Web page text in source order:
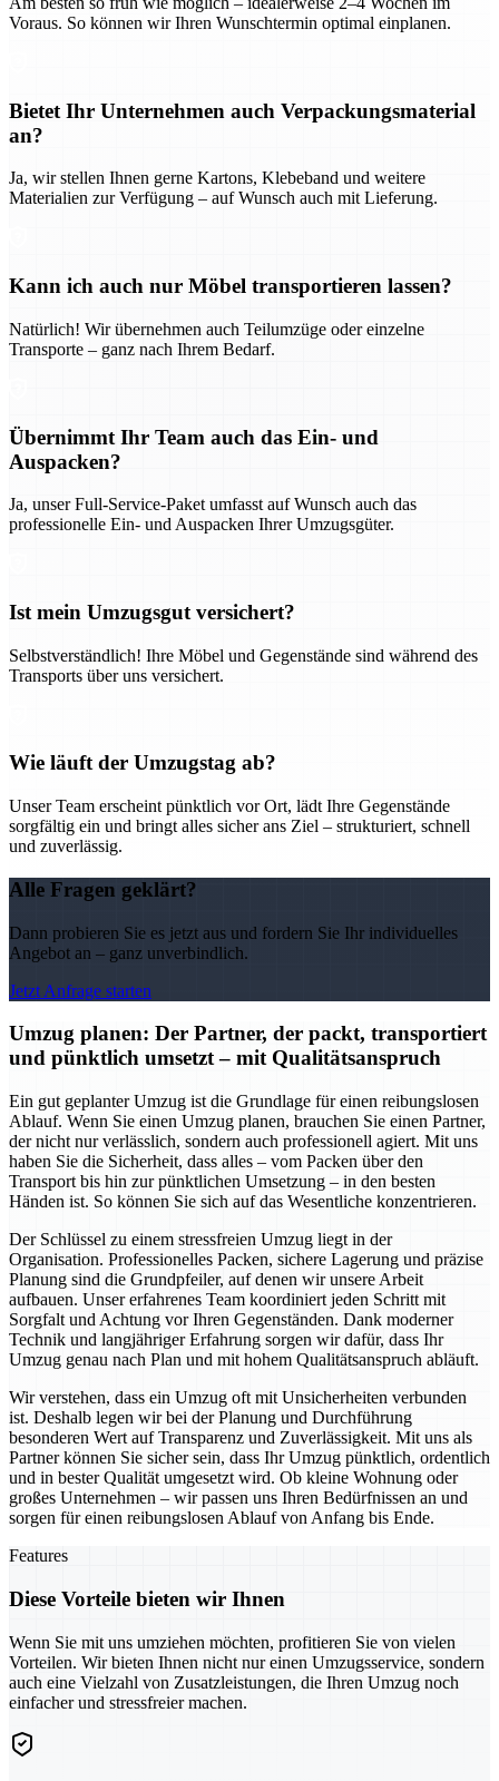
Voraus. So können wir Ihren Wunschtermin optimal einplanen.
Bietet Ihr Unternehmen auch Verpackungsmaterial
an?
Ja, wir stellen Ihnen gerne Kartons, Klebeband und weitere
Materialien zur Verfügung – auf Wunsch auch mit Lieferung.
Kann ich auch nur Möbel transportieren lassen?
Natürlich! Wir übernehmen auch Teilumzüge oder einzelne
Transporte – ganz nach Ihrem Bedarf.
Übernimmt Ihr Team auch das Ein- und
Auspacken?
Ja, unser Full-Service-Paket umfasst auf Wunsch auch das
professionelle Ein- und Auspacken Ihrer Umzugsgüter.
Ist mein Umzugsgut versichert?
Selbstverständlich! Ihre Möbel und Gegenstände sind während des
Transports über uns versichert.
Wie läuft der Umzugstag ab?
Unser Team erscheint pünktlich vor Ort, lädt Ihre Gegenstände
sorgfältig ein und bringt alles sicher ans Ziel – strukturiert, schnell
und zuverlässig.
Alle Fragen geklärt?
Dann probieren Sie es jetzt aus und fordern Sie Ihr individuelles
Angebot an – ganz unverbindlich.
Jetzt Anfrage starten
Umzug planen: Der Partner, der packt, transportiert
und pünktlich umsetzt – mit Qualitätsanspruch
Ein gut geplanter Umzug ist die Grundlage für einen reibungslosen
Ablauf. Wenn Sie einen Umzug planen, brauchen Sie einen Partner,
der nicht nur verlässlich, sondern auch professionell agiert. Mit uns
haben Sie die Sicherheit, dass alles – vom Packen über den
Transport bis hin zur pünktlichen Umsetzung – in den besten
Händen ist. So können Sie sich auf das Wesentliche konzentrieren.
Der Schlüssel zu einem stressfreien Umzug liegt in der
Organisation. Professionelles Packen, sichere Lagerung und präzise
Planung sind die Grundpfeiler, auf denen wir unsere Arbeit
aufbauen. Unser erfahrenes Team koordiniert jeden Schritt mit
Sorgfalt und Achtung vor Ihren Gegenständen. Dank moderner
Technik und langjähriger Erfahrung sorgen wir dafür, dass Ihr
Umzug genau nach Plan und mit hohem Qualitätsanspruch abläuft.
Wir verstehen, dass ein Umzug oft mit Unsicherheiten verbunden
ist. Deshalb legen wir bei der Planung und Durchführung
besonderen Wert auf Transparenz und Zuverlässigkeit. Mit uns als
Partner können Sie sicher sein, dass Ihr Umzug pünktlich, ordentlich
und in bester Qualität umgesetzt wird. Ob kleine Wohnung oder
großes Unternehmen – wir passen uns Ihren Bedürfnissen an und
sorgen für einen reibungslosen Ablauf von Anfang bis Ende.
Features
Diese Vorteile bieten wir Ihnen
Wenn Sie mit uns umziehen möchten, profitieren Sie von vielen
Vorteilen. Wir bieten Ihnen nicht nur einen Umzugsservice, sondern
auch eine Vielzahl von Zusatzleistungen, die Ihren Umzug noch
einfacher und stressfreier machen.